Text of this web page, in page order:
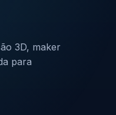
3D, maker
para